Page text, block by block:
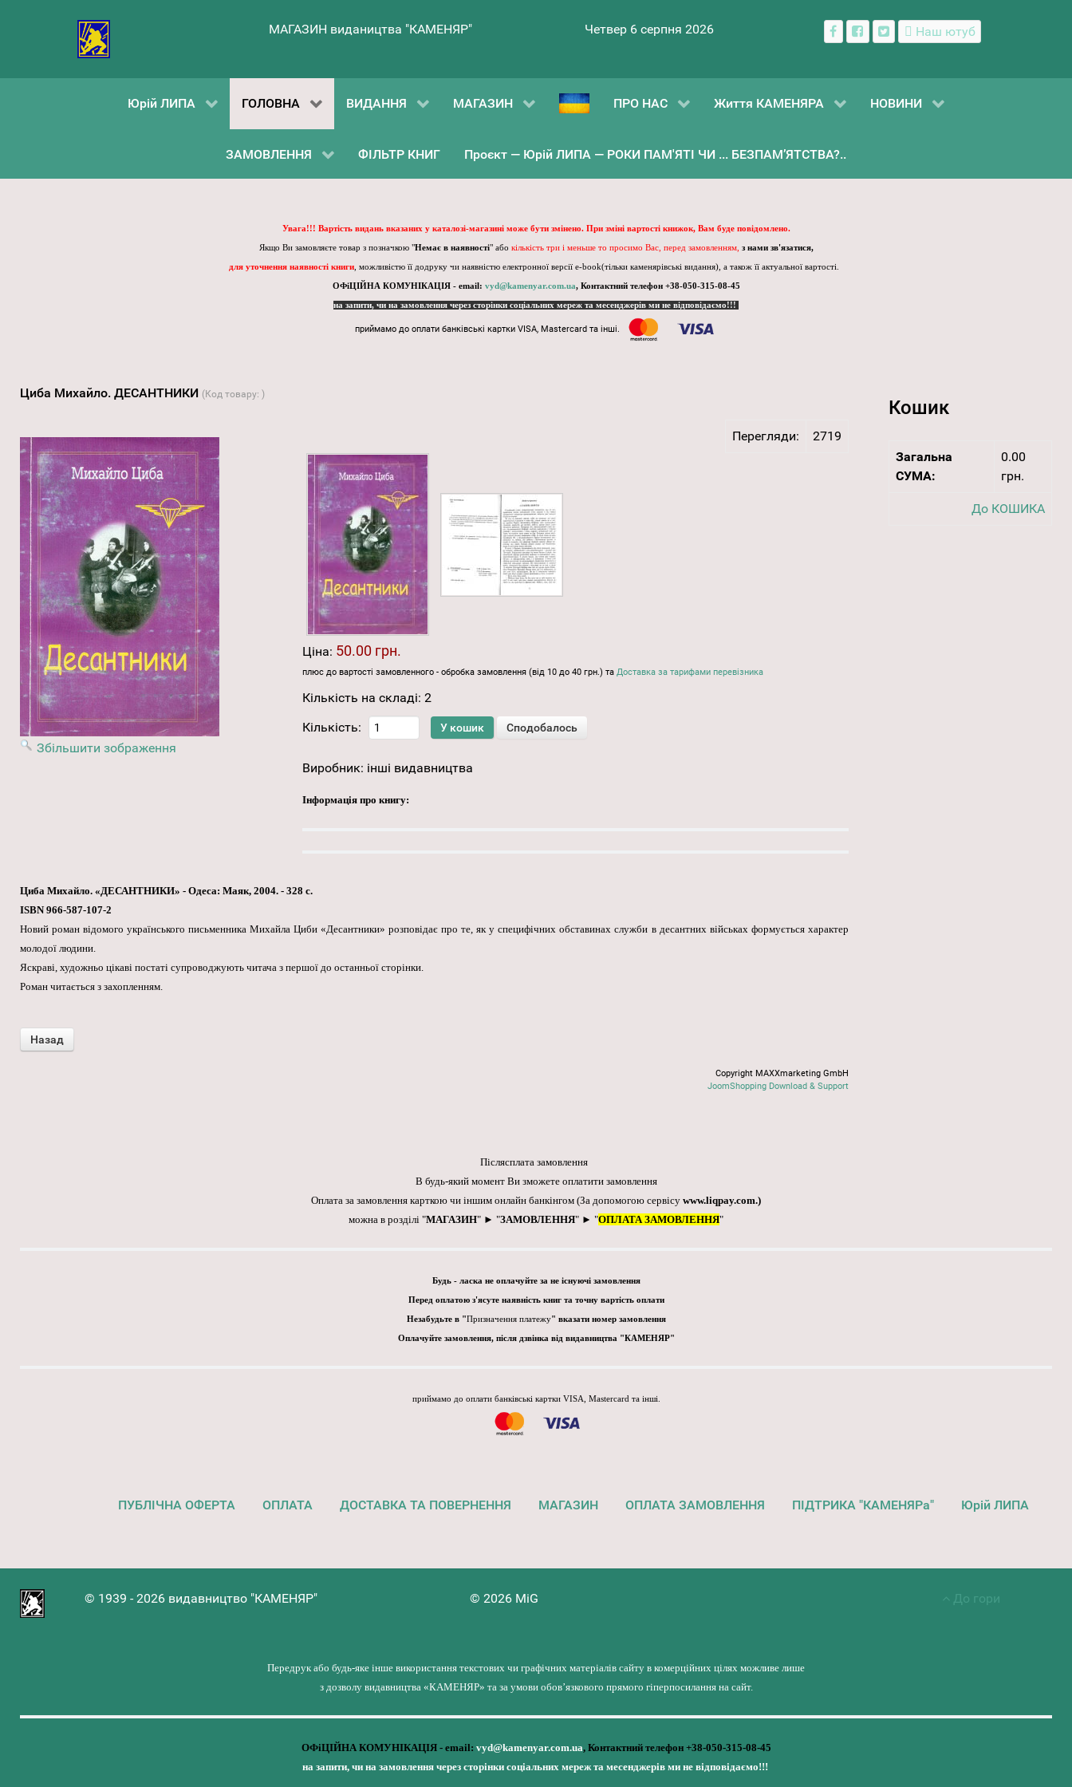
МАГАЗИН видаництва "КАМЕНЯР" Четвер 6 серпня 2026 Наш ютуб
Юрій ЛИПА ГОЛОВНА ВИДАННЯ МАГАЗИН ПРО НАС Життя КАМЕНЯРА НОВИНИ
ЗАМОВЛЕННЯ ФІЛЬТР КНИГ Проєкт — Юрій ЛИПА — РОКИ ПАМ'ЯТІ ЧИ ... БЕЗПАМ’ЯТСТВА?..
Увага!!! Вартість видань вказаних у каталозі-магазині може бути змінено. При зміні вартості книжок, Вам буде повідомлено.
Якщо Ви замовляєте товар з позначкою "Немає в наявності" або кількість три і меньше то просимо Вас, перед замовленням, з нами зв'язатися,
для уточнення наявності книги, можливістю її додруку чи наявністю електронної версії e-book(тільки каменярівські видання), а також її актуальної вартості.
ОФіЦІЙНА КОМУНІКАЦІЯ - email: vyd@kamenyar.com.ua, Контактний телефон +38-050-315-08-45
на запити, чи на замовлення через сторінки соціальних мереж та месенджерів ми не відповідаємо!!!
приймамо до оплати банківські картки VISA, Mastercard та інші.
Циба Михайло. ДЕСАНТНИКИ (Код товару: )
Перегляди: 2719
Збільшити зображення
Ціна: 50.00 грн.
плюс до вартості замовленного - обробка замовлення (від 10 до 40 грн.) та Доставка за тарифами перевізника
Кількість на складі: 2
Кількість:
Виробник: інші видавництва
Інформація про книгу:
Циба Михайло. «ДЕСАНТНИКИ» - Одеса: Маяк, 2004. - 328 с.
ISBN 966-587-107-2
Новий роман відомого українського письменника Михайла Циби «Десантники» розповідає про те, як у специфічних обставинах служби в десантних військах формується характер
молодої людини.
Яскраві, художньо цікаві постаті супроводжують читача з першої до останньої сторінки.
Роман читається з захопленням.
Copyright MAXXmarketing GmbH
JoomShopping Download & Support
Кошик
Загальна
СУМА:
0.00
грн.
До КОШИКА
Післясплата замовлення
В будь-який момент Ви зможете оплатити замовлення
Оплата за замовлення карткою чи іншим онлайн банкінгом (За допомогою сервісу www.liqpay.com.)
можна в розділі "МАГАЗИН" ► "ЗАМОВЛЕННЯ" ► "ОПЛАТА ЗАМОВЛЕННЯ"
Будь - ласка не оплачуйте за не існуючі замовлення
Перед оплатою з'ясуте наявність книг та точну вартість оплати
Незабудьте в "Призначення платежу" вказати номер замовлення
Оплачуйте замовлення, після дзвінка від видавництва "КАМЕНЯР"
приймамо до оплати банківські картки VISA, Mastercard та інші.
ПУБЛІЧНА ОФЕРТА ОПЛАТА ДОСТАВКА ТА ПОВЕРНЕННЯ МАГАЗИН ОПЛАТА ЗАМОВЛЕННЯ ПІДТРИКА "КАМЕНЯРа" Юрій ЛИПА
© 1939 - 2026 видавництво "КАМЕНЯР" © 2026 MiG До гори
Передрук або будь-яке інше використання текстових чи графічних матеріалів сайту в комерційних цілях можливе лише
з дозволу видавництва «КАМЕНЯР» та за умови обов’язкового прямого гіперпосилання на сайт.
ОФіЦІЙНА КОМУНІКАЦІЯ - email: vyd@kamenyar.com.ua, Контактний телефон +38-050-315-08-45
на запити, чи на замовлення через сторінки соціальних мереж та месенджерів ми не відповідаємо!!!